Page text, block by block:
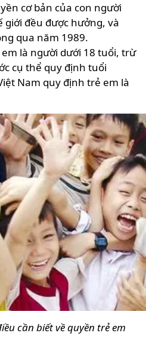
cơ bản của con người
đều được hưởng, và
qua năm 1989.
là người dưới 18 tuổi, trừ
cụ thể quy định tuổi
Nam quy định trẻ em là
cần biết về quyền trẻ em